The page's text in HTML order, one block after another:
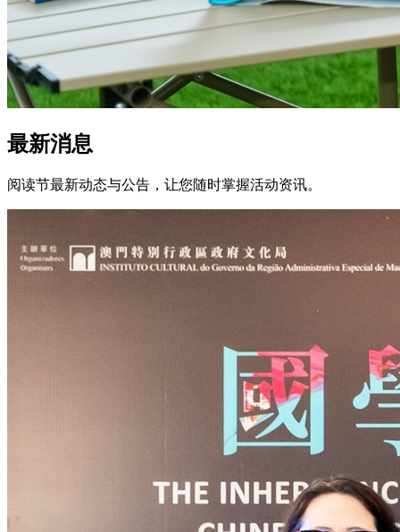
最新消息
阅读节最新动态与公告，让您随时掌握活动资讯。